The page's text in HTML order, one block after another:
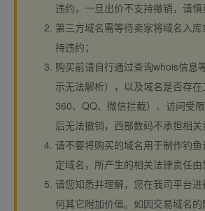
违约，一旦出价不支持撤销，请慎
第三方域名需等待卖家将域名入
持违约；
购买前请自行通过查询whois信息
示无法解析），以及域名是否存
360、QQ、微信拦截）、访问受
后无法撤销，西部数码不承担相关
请不要将购买的域名用于制作钓
定域名，所产生的相关法律责任由
请您知悉并理解，您在我司平台
何其它附加价值。如因交易域名